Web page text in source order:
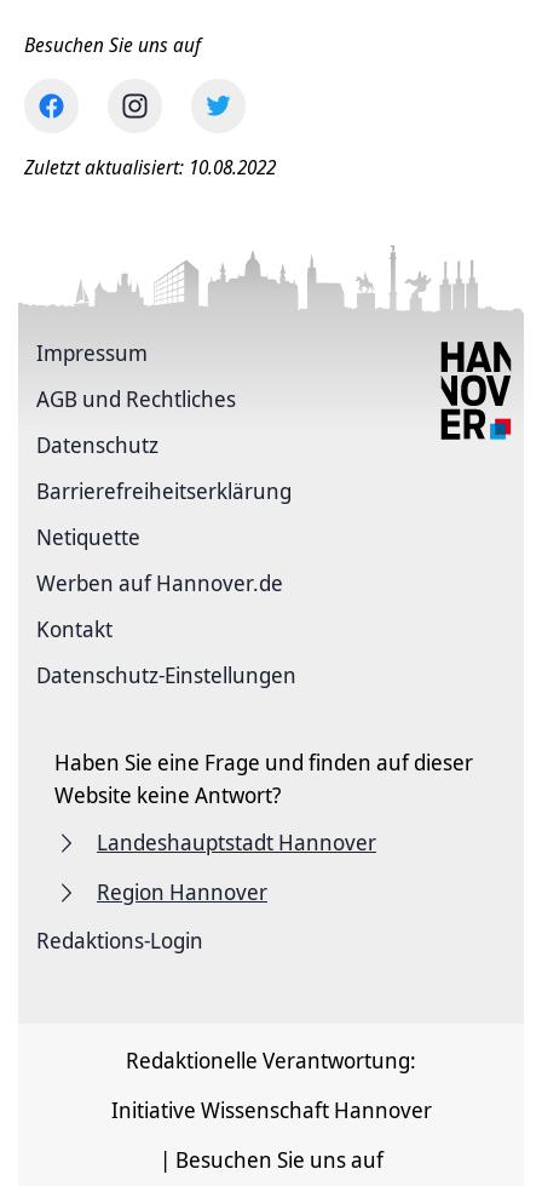
Besuchen Sie uns auf
Zuletzt aktualisiert: 10.08.2022
Impressum
AGB und Rechtliches
Datenschutz
Barriere­freiheits­erklärung
Netiquette
Werben auf Hannover.de
Kontakt
Datenschutz-Einstellungen
Haben Sie eine Frage und finden auf dieser
Website keine Antwort?
Landeshauptstadt Hannover
Region Hannover
Redaktions-Login
Redaktionelle Verantwortung:
Initiative Wissenschaft Hannover
| Besuchen Sie uns auf